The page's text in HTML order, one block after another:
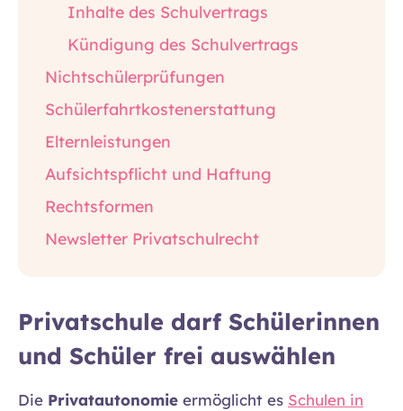
Inhalte des Schulvertrags
Kündigung des Schulvertrags
Nichtschülerprüfungen
Schülerfahrtkostenerstattung
Elternleistungen
Aufsichtspflicht und Haftung
Rechtsformen
Newsletter Privatschulrecht
Privatschule darf Schülerinnen
und Schüler frei auswählen
Die Privatautonomie ermöglicht es Schulen in